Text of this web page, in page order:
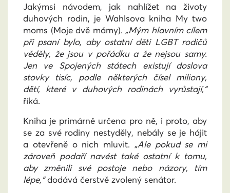
Jakýmsi návodem, jak nahlížet na životy
duhových rodin, je Wahlsova kniha My two
moms (Moje dvě mámy). „Mým hlavním cílem
při psaní bylo, aby ostatní děti LGBT rodičů
věděly, že jsou v pořádku a že nejsou samy.
Jen ve Spojených státech existují doslova
stovky tisíc, podle některých čísel miliony,
dětí, které v duhových rodinách vyrůstají,“
říká.
Kniha je primárně určena pro ně, i proto, aby
se za své rodiny nestyděly, nebály se je hájit
a otevřeně o nich mluvit. „Ale pokud se mi
zároveň podaří navést také ostatní k tomu,
aby změnili své postoje nebo názory, tím
lépe,“dodává čerstvě zvolený senátor.